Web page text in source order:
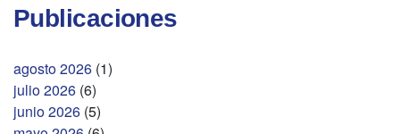
Publicaciones
agosto 2026 (1)
julio 2026 (6)
junio 2026 (5)